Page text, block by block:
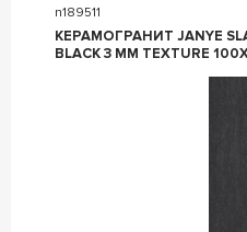
n189511
КЕРАМОГРАНИТ JANYE
BLACK 3 MM TEXTURE